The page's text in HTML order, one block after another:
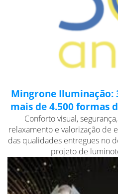
Mingrone Iluminação:
mais de 4.500 formas
Conforto visual,
relaxamento e valorização de
das qualidades entregues no
projeto de